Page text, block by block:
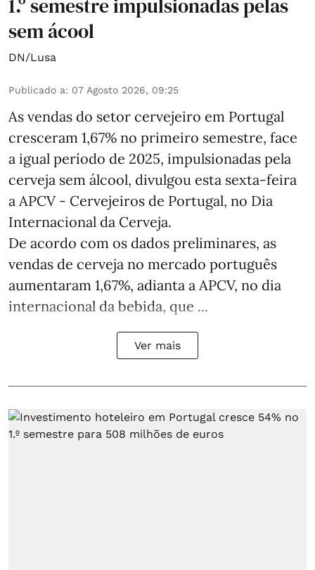
1.º semestre impulsionadas pelas
sem ácool
DN/Lusa
Publicado a: 07 Agosto 2026, 09:25
As vendas do setor cervejeiro em Portugal
cresceram 1,67% no primeiro semestre, face
a igual período de 2025, impulsionadas pela
cerveja sem álcool, divulgou esta sexta-feira
a APCV - Cervejeiros de Portugal, no Dia
Internacional da Cerveja.
De acordo com os dados preliminares, as
vendas de cerveja no mercado português
aumentaram 1,67%, adianta a APCV, no dia
internacional da bebida, que ...
Ver mais